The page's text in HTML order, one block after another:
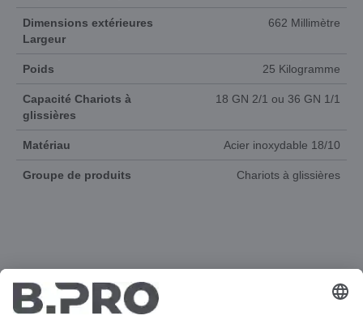
Dimensions extérieures
Largeur
662 Millimètre
Poids 25 Kilogramme
Capacité Chariots à
glissières
18 GN 2/1 ou 36 GN 1/1
Matériau Acier inoxydable 18/10
Groupe de produits Chariots à glissières